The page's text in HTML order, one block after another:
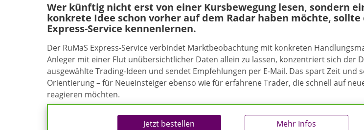
Wer künftig nicht erst von einer Kursbewegung lesen, sondern
konkrete Idee schon vorher auf dem Radar haben möchte, sollte
Express-Service kennenlernen.
Der RuMaS Express-Service verbindet Marktbeobachtung mit konkreten
Anleger mit einer Flut unübersichtlicher Daten allein zu lassen, konzentriert sich der
ausgewählte Trading-Ideen und sendet Empfehlungen per E-Mail. Das spart Zeit und
Orientierung – für Neueinsteiger ebenso wie für erfahrene Trader, die schnell auf
reagieren möchten.
Jetzt bestellen Mehr Infos